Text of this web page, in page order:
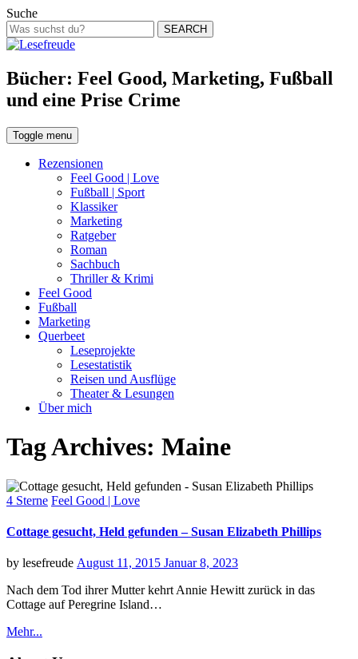
Suche
SEARCH
Bücher: Feel Good, Marketing, Fußball
und eine Prise Crime
Toggle menu
Rezensionen
Feel Good | Love
Fußball | Sport
Klassiker
Marketing
Ratgeber
Roman
Sachbuch
Thriller & Krimi
Feel Good
Fußball
Marketing
Querbeet
Leseprojekte
Lesestatistik
Reisen und Ausflüge
Theater & Lesungen
Über mich
Tag Archives: Maine
Categories
4 Sterne Feel Good | Love
Cottage gesucht, Held gefunden – Susan Elizabeth Phillips
by lesefreude Posted
August 11, 2015 Januar 8, 2023
Nach dem Tod ihrer Mutter kehrt Annie Hewitt zurück in das
Cottage auf Peregrine Island…
Mehr...